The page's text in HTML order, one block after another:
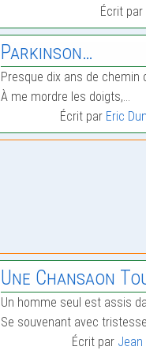
Écrit par
Parkinson…
Presque dix ans de chemin
À me mordre les doigts,…
Écrit par Eric
Une Chansaon
Un homme seul est assis
Se souvenant avec
Écrit par Jean